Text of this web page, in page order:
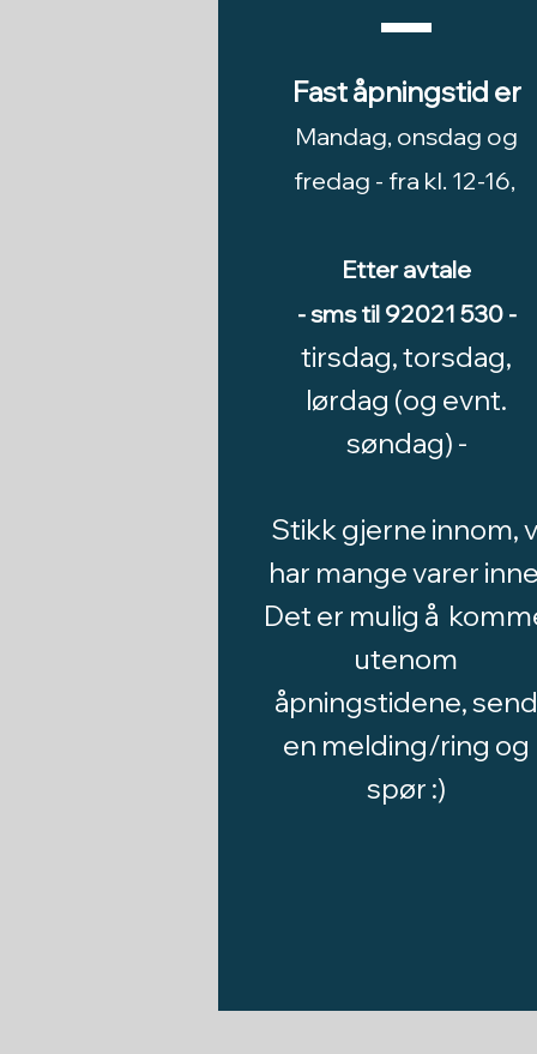
Fast åpningstid er
Mandag, onsdag og
fredag - fra kl. 12-16,
Etter avtale
- sms til 92021 530 -
tirsdag, torsdag,
lørdag (og evnt.
søndag) -
Stikk gjerne innom,
har mange varer
Det er mulig å
utenom
åpningstidene, send
en melding/ring og
spør :)